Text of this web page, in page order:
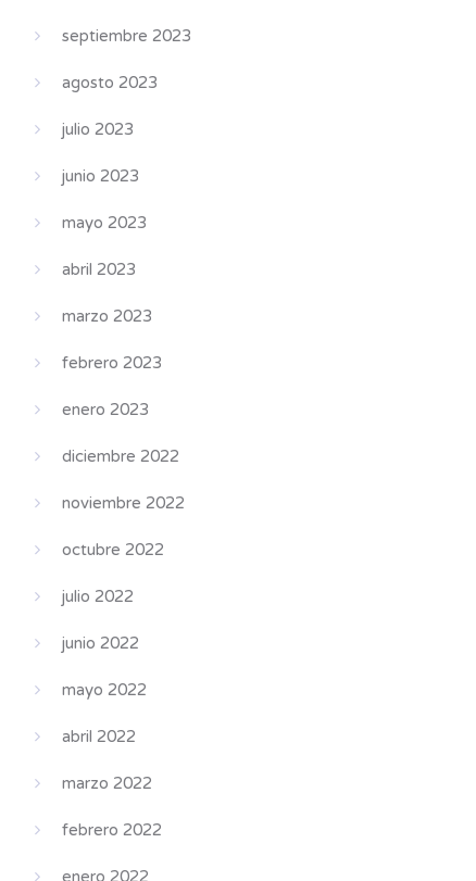
septiembre 2023
agosto 2023
julio 2023
junio 2023
mayo 2023
abril 2023
marzo 2023
febrero 2023
enero 2023
diciembre 2022
noviembre 2022
octubre 2022
julio 2022
junio 2022
mayo 2022
abril 2022
marzo 2022
febrero 2022
enero 2022